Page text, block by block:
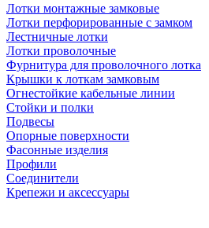
Лотки монтажные замковые
Лотки перфорированные с замком
Лестничные лотки
Лотки проволочные
Фурнитура для проволочного лотка
Крышки к лоткам замковым
Огнестойкие кабельные линии
Стойки и полки
Подвесы
Опорные поверхности
Фасонные изделия
Профили
Соединители
Крепежи и аксессуары